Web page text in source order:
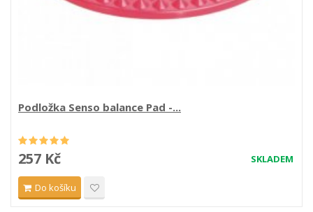
Podložka Senso balance Pad -...
SKLADEM
257 Kč
Do košíku